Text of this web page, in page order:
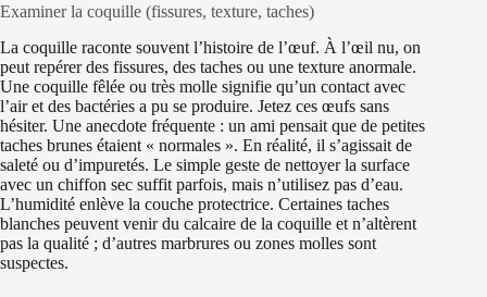
Examiner la coquille (fissures, texture, taches)
La coquille raconte souvent l’histoire de l’œuf. À l’œil nu, on
peut repérer des fissures, des taches ou une texture anormale.
Une coquille fêlée ou très molle signifie qu’un contact avec
l’air et des bactéries a pu se produire. Jetez ces œufs sans
hésiter. Une anecdote fréquente : un ami pensait que de petites
taches brunes étaient « normales ». En réalité, il s’agissait de
saleté ou d’impuretés. Le simple geste de nettoyer la surface
avec un chiffon sec suffit parfois, mais n’utilisez pas d’eau.
L’humidité enlève la couche protectrice. Certaines taches
blanches peuvent venir du calcaire de la coquille et n’altèrent
pas la qualité ; d’autres marbrures ou zones molles sont
suspectes.